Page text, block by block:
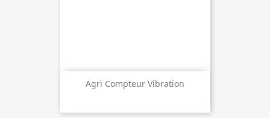
Agri Compteur Vibration